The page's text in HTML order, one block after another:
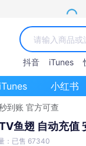
抖音 iTunes
iTunes 小红书
到账 官方可查
鱼翅 自动充值
：已售 67340